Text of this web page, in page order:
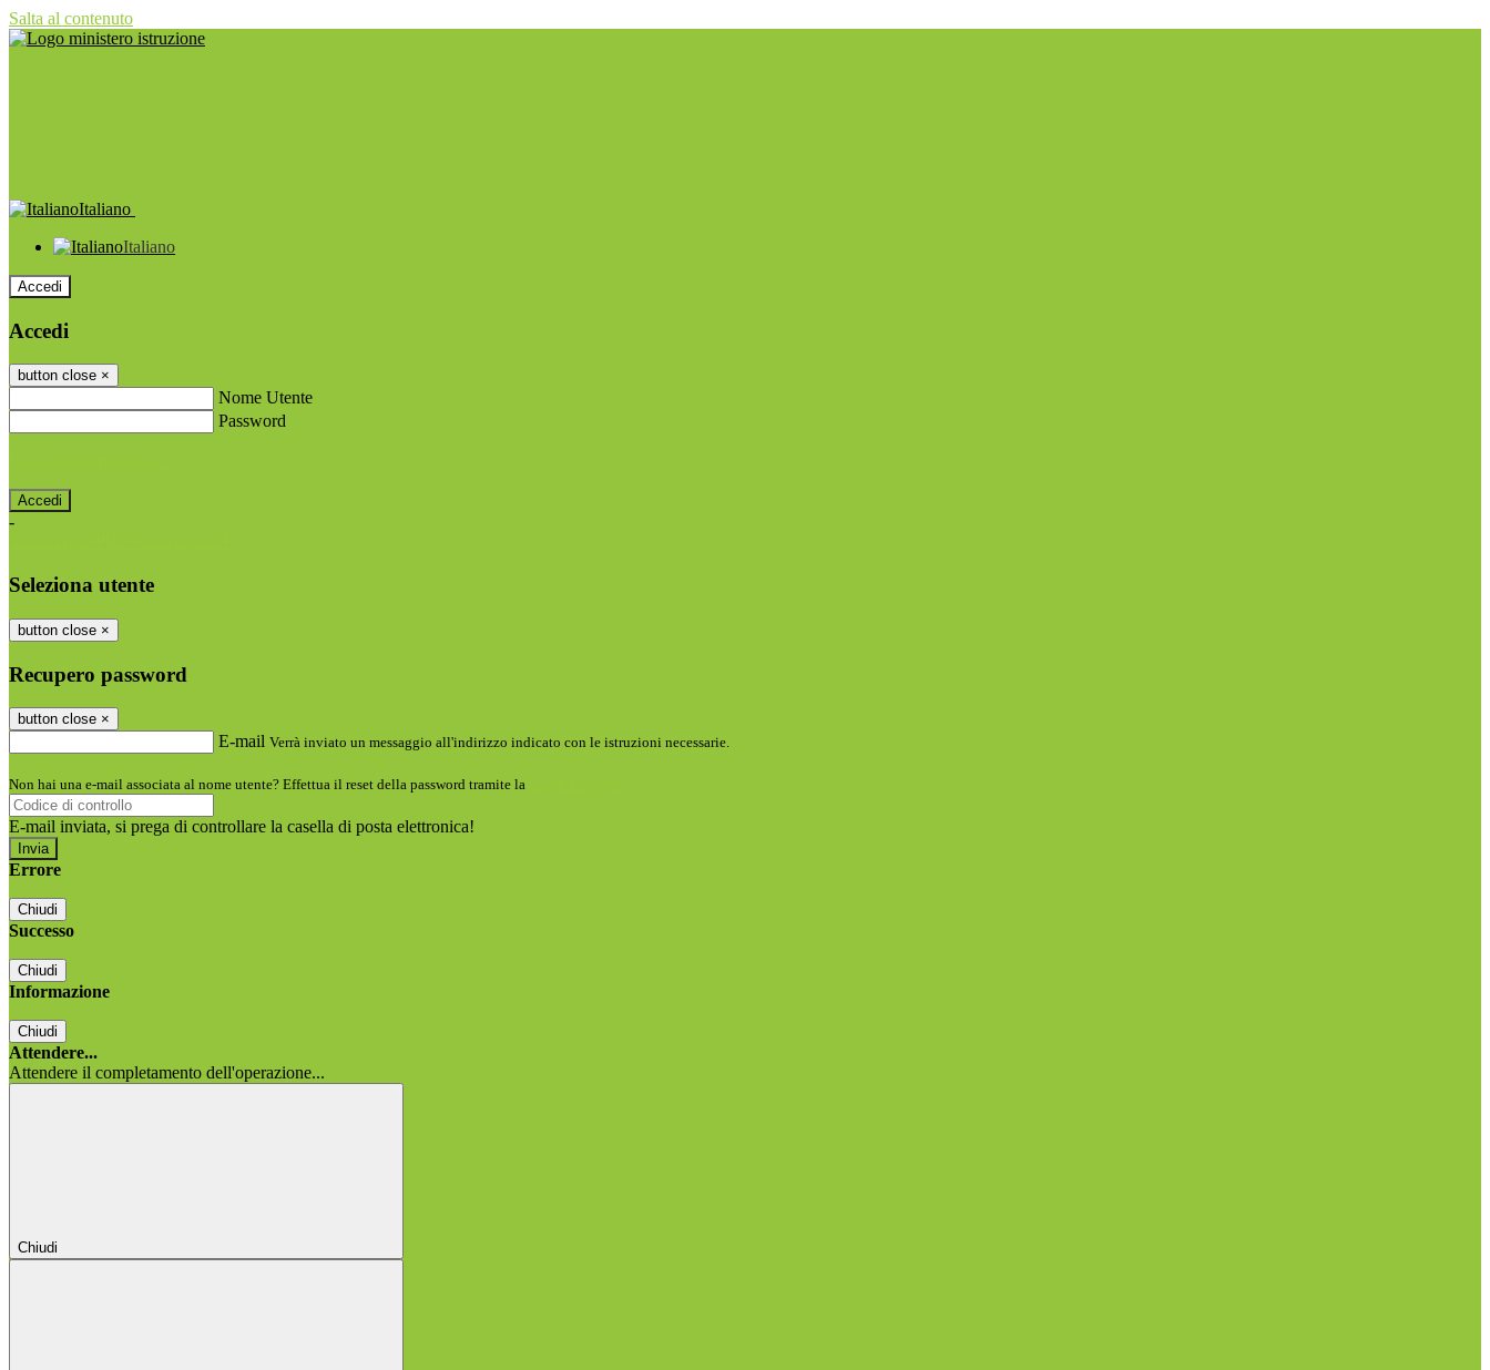
Salta al contenuto
Italiano
Italiano
Accedi
Accedi
button close ×
Nome Utente
Password
-
Seleziona utente
button close ×
Recupero password
button close ×
E-mail Verrà inviato un messaggio all'indirizzo indicato con le istruzioni necessarie.
Non hai una e-mail associata al nome utente? Effettua il reset della password tramite la
E-mail inviata, si prega di controllare la casella di posta elettronica!
Errore
Chiudi
Successo
Chiudi
Informazione
Chiudi
Attendere...
Attendere il completamento dell'operazione...
Chiudi